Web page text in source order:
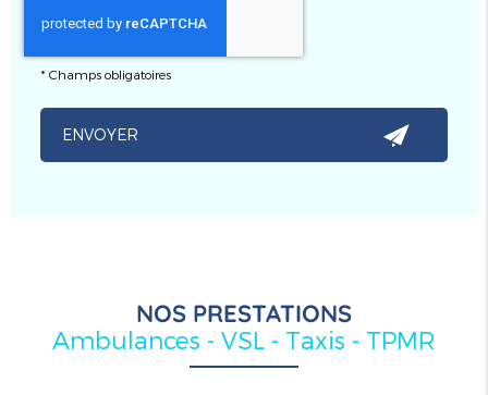
* Champs obligatoires
NOS PRESTATIONS
Ambulances - VSL - Taxis - TPMR